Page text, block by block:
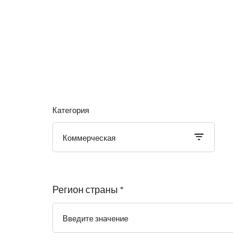
Категория
Коммерческая
Регион страны *
Введите значение